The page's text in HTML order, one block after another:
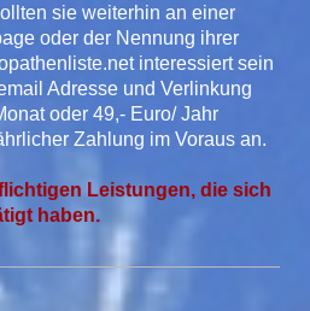
sie weiterhin an einer
oder der Nennung ihrer
interessiert sein
Adresse und Verlinkung
oder 49,- Euro/ Jahr
Zahlung im Voraus an.
Leistungen, die sich
haben.